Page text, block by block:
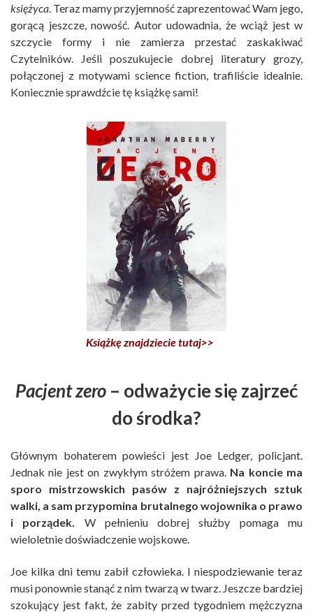
księżyca. Teraz mamy przyjemność zaprezentować Wam jego,
gorącą jeszcze, nowość. Autor udowadnia, że wciąż jest w
szczycie formy i nie zamierza przestać zaskakiwać
Czytelników. Jeśli poszukujecie dobrej literatury grozy,
połączonej z motywami science fiction, trafiliście idealnie.
Koniecznie sprawdźcie tę książkę sami!
Książkę znajdziecie tutaj>>
Pacjent zero – odważycie się zajrzeć
do środka?
Głównym bohaterem powieści jest Joe Ledger, policjant.
Jednak nie jest on zwykłym stróżem prawa. Na koncie ma
sporo mistrzowskich pasów z najróżniejszych sztuk
walki, a sam przypomina brutalnego wojownika o prawo
i porządek.
W pełnieniu dobrej służby pomaga mu
wieloletnie doświadczenie wojskowe.
Joe kilka dni temu zabił człowieka. I niespodziewanie teraz
musi ponownie stanąć z nim twarzą w twarz. Jeszcze bardziej
szokujący jest fakt, że zabity przed tygodniem mężczyzna